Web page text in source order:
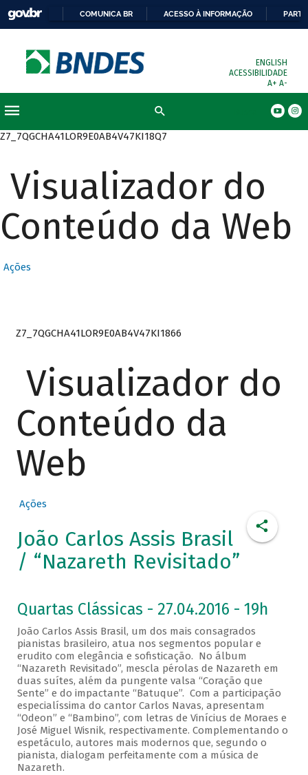
COMUNICA BR ACESSO À INFORMAÇÃO
ENGLISH
ACESSIBILIDADE
A+ A-
Z7_7QGCHA41LOR9E0AB4V47KI18Q7
Visualizador do
Conteúdo da Web
Ações
Z7_7QGCHA41LOR9E0AB4V47KI1866
Visualizador do
Conteúdo da
Web
Ações
João Carlos Assis Brasil
/ “Nazareth Revisitado”
Quartas Clássicas - 27.04.2016 - 19h
João Carlos Assis Brasil, um dos mais consagrados
pianistas brasileiro, atua nos segmentos popular e
erudito com elegância e sofisticação. No álbum
“Nazareth Revisitado”, mescla pérolas de Nazareth em
duas suítes, além da pungente valsa “Coração que
Sente” e do impactante “Batuque”. Com a participação
especialíssima do cantor Carlos Navas, apresentam
“Odeon” e “Bambino”, com letras de Vinícius de Moraes e
José Miguel Wisnik, respectivamente. Complementando o
espetáculo, autores mais modernos que, segundo o
pianista, dialogam perfeitamente com a música de
Nazareth.